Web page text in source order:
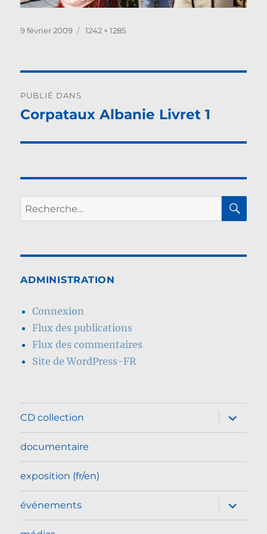
Publié
9 février 2009
Taille
1242 × 1285
de
PUBLIÉ DANS
Corpataux Albanie Livret 1
Recherche
pour :
ADMINISTRATION
Connexion
Flux des publications
Flux des commentaires
Site de WordPress-FR
CD collection
ouvrir
le
sous-
documentaire
exposition (fr/en)
événements
ouvrir
le
sous-